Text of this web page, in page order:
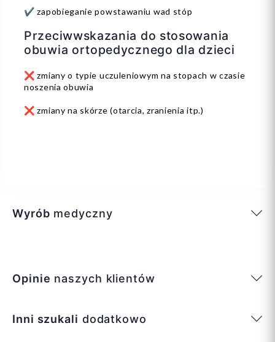
✔️ zapobieganie powstawaniu wad stóp
Przeciwwskazania do stosowania
obuwia ortopedycznego dla dzieci
❌ zmiany o typie uczuleniowym na stopach w czasie
noszenia obuwia
❌ zmiany na skórze (otarcia, zranienia itp.)
Wyrób medyczny
Opinie naszych klientów
Inni szukali dodatkowo